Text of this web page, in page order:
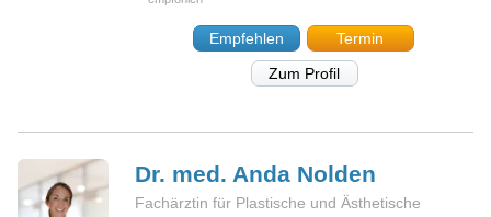
Empfehlen
Termin
Zum Profil
Dr. med. Anda Nolden
Fachärztin für Plastische und Ästhetische